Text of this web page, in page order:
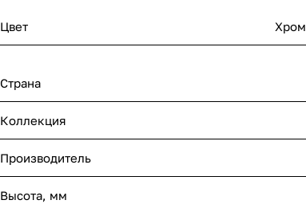
Цвет Хром
Страна
Коллекция
Производитель
Высота, мм